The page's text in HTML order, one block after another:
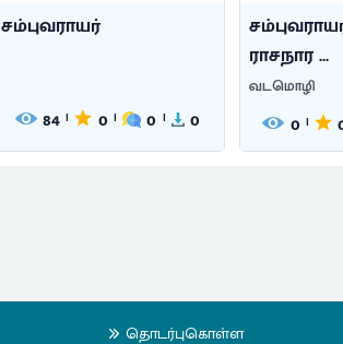
சம்புவராயர்
84 | 0 | 0 | 0
ராசநார ...
வடமொழி
0 |
தொடர்புகொள்ள